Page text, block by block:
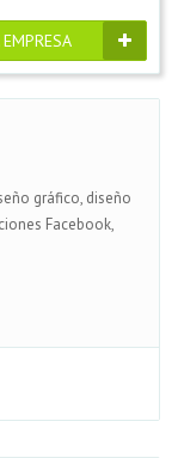
gráfico, diseño
Facebook,